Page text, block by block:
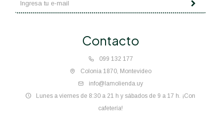
Contacto
099 132 177
Colonia 1870, Montevideo
info@lamolienda.uy
Lunes a viernes de 8:30 a 21 h y sábados de 9 a 17 h. ¡Con
cafetería!